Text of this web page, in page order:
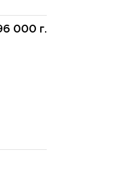
000 г.